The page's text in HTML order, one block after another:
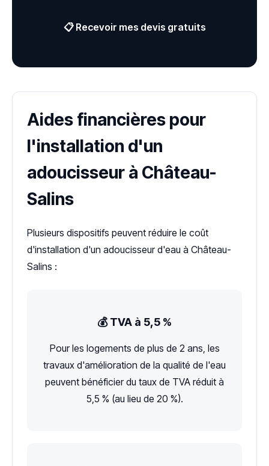
📋 Recevoir mes devis gratuits
Aides financières pour
l'installation d'un
adoucisseur à Château-
Salins
Plusieurs dispositifs peuvent réduire le coût
d'installation d'un adoucisseur d'eau à Château-
Salins :
💰 TVA à 5,5 %
Pour les logements de plus de 2 ans, les
travaux d'amélioration de la qualité de l'eau
peuvent bénéficier du taux de TVA réduit à
5,5 % (au lieu de 20 %).